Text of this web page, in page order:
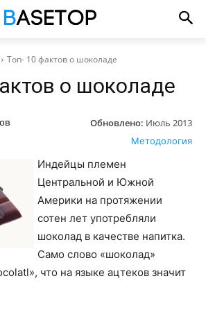
Топ- 10 фактов о шоколаде
о шоколаде
Обновлено: Июль 2013
Методология
Индейцы племен
Центральной и Южной
Америки на протяжении
сотен лет употребляли
шоколад в качестве напитка.
Само слово «шоколад»
что на языке ацтеков значит